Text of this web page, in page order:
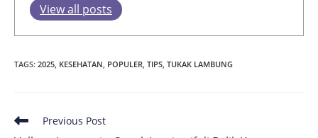
View all posts
TAGS: 2025 KESEHATAN POPULER TIPS TUKAK LAMBUNG
Read
Previous Post